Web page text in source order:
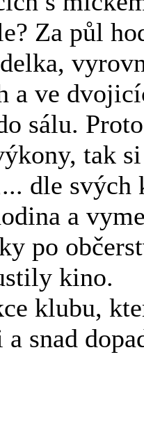
Za půl
a ve
sálu.
tak
dle
a
po
kino.
klubu,
snad